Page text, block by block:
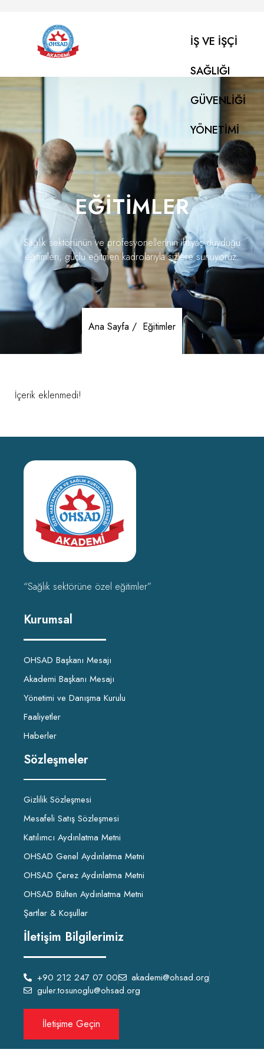
İŞ VE İŞÇI
SAĞLIĞI
GÜVENLIĞI
YÖNETIMI
EĞITIMLER
Sağlık sektörünün ve profesyonellerinin ihtiyaç duyduğu
eğitimleri, güçlü eğitmen kadrolarıyla sizlere sunuyoruz.
Ana Sayfa / Eğitimler
İçerik eklenmedi!
“Sağlık sektörüne özel eğitimler”
Kurumsal
OHSAD Başkanı Mesajı
Akademi Başkanı Mesajı
Yönetimi ve Danışma Kurulu
Faaliyetler
Haberler
Sözleşmeler
Gizlilik Sözleşmesi
Mesafeli Satış Sözleşmesi
Katılımcı Aydınlatma Metni
OHSAD Genel Aydınlatma Metni
OHSAD Çerez Aydınlatma Metni
OHSAD Bülten Aydınlatma Metni
Şartlar & Koşullar
İletişim Bilgilerimiz
+90 212 247 07 00
akademi@ohsad.org
guler.tosunoglu@ohsad.org
İletişime Geçin